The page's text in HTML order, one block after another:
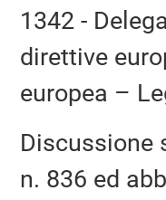
1342 -
direttive
europea –
Discussione
n. 836 ed